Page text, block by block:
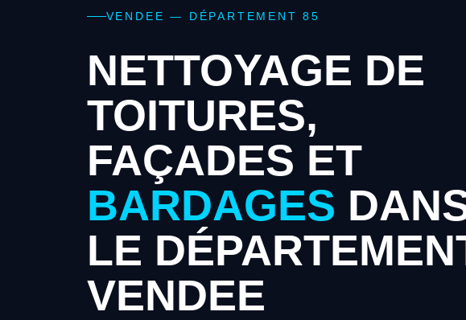
VENDEE — DÉPARTEMENT 85
NETTOYAGE DE
TOITURES,
FAÇADES ET
BARDAGES
LE
VENDEE